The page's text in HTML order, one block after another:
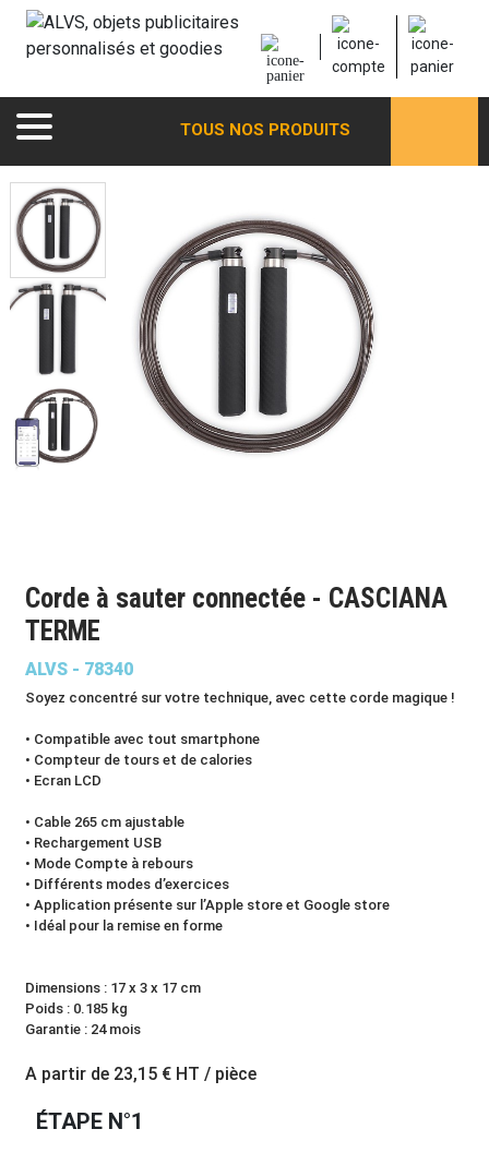
TOUS NOS PRODUITS
Corde à sauter connectée - CASCIANA
TERME
ALVS - 78340
Soyez concentré sur votre technique, avec cette corde magique !
• Compatible avec tout smartphone
• Compteur de tours et de calories
• Ecran LCD
• Cable 265 cm ajustable
• Rechargement USB
• Mode Compte à rebours
• Différents modes d’exercices
• Application présente sur l’Apple store et Google store
• Idéal pour la remise en forme
Dimensions : 17 x 3 x 17 cm
Poids : 0.185 kg
Garantie : 24 mois
A partir de 23,15 € HT / pièce
ÉTAPE N°1